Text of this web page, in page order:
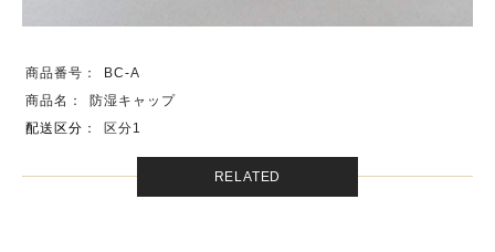
商品番号：
BC-A
商品名：
防湿キャップ
配送区分 ： 区分1
RELATED